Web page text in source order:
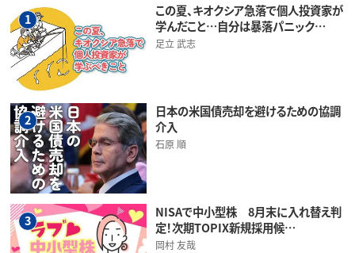
1
この夏、キオクシア急落で個人投資家が
学んだこと…自分は暴落パニック…
足立 武志
2
日本の米国債売却を避けるための協調
介入
石原 順
3
NISAで中小型株 8月末に入れ替え判
定！次期TOPIX新規採用候…
岡村 友哉